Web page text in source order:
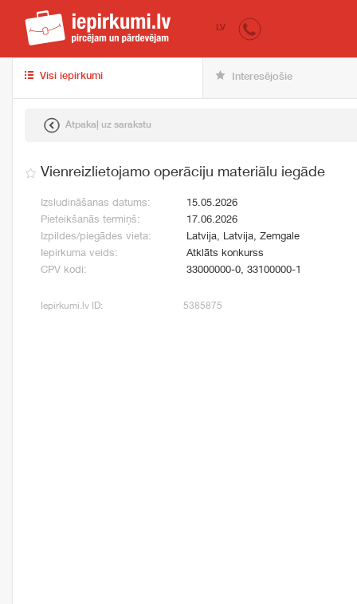
iepirkumi.lv
LV
Visi iepirkumi Interesējošie
Atpakaļ uz sarakstu
Vienreizlietojamo operāciju materiālu iegāde
Izsludināšanas datums:
15.05.2026
Pieteikšanās termiņš:
17.06.2026
Izpildes/piegādes vieta:
Latvija, Latvija, Zemgale
Iepirkuma veids:
Atklāts konkurss
CPV kodi:
33000000-0, 33100000-1
Iepirkumi.lv ID: 5385875